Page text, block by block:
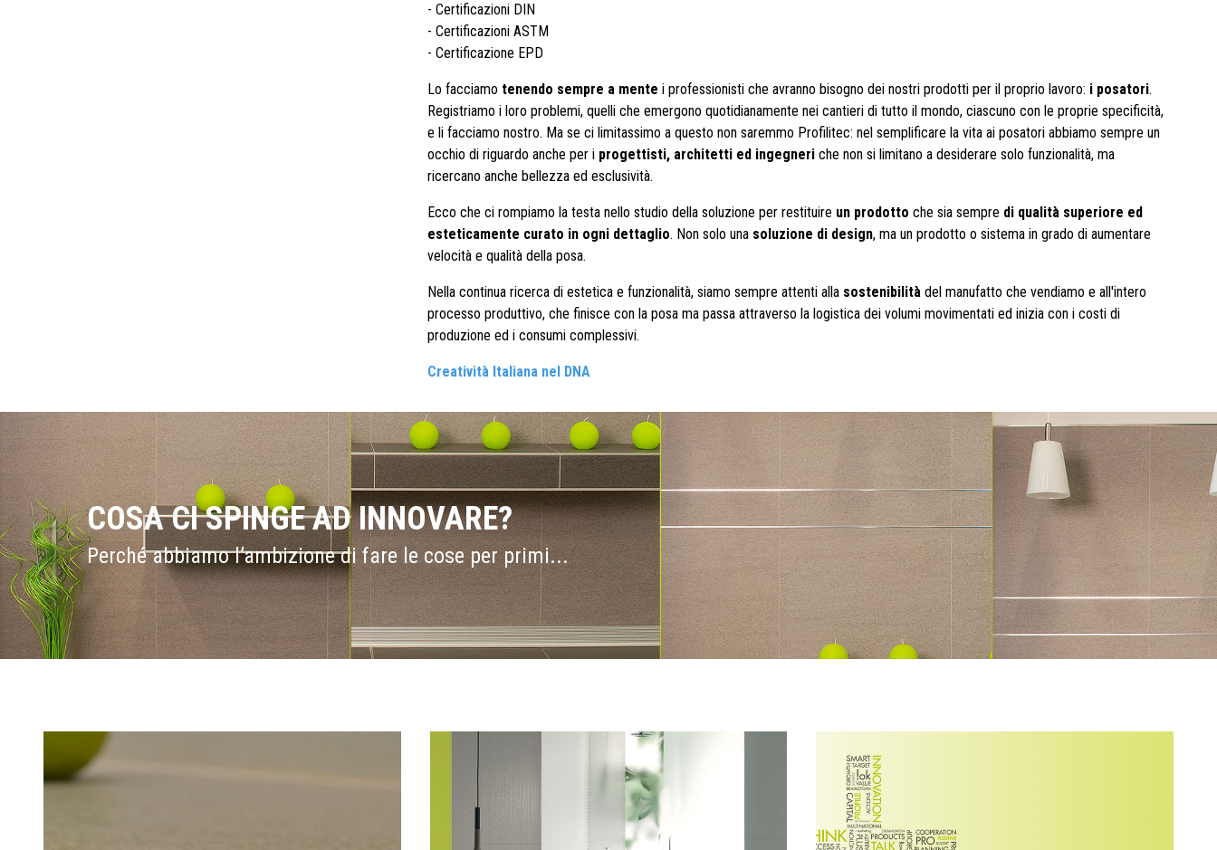
- Certificazioni DIN
- Certificazioni ASTM
- Certificazione EPD
Lo facciamo tenendo sempre a mente i professionisti che avranno bisogno dei nostri prodotti per il proprio lavoro: i posatori.
Registriamo i loro problemi, quelli che emergono quotidianamente nei cantieri di tutto il mondo, ciascuno con le proprie specificità,
e li facciamo nostro. Ma se ci limitassimo a questo non saremmo Profilitec: nel semplificare la vita ai posatori abbiamo sempre un
occhio di riguardo anche per i progettisti, architetti ed ingegneri che non si limitano a desiderare solo funzionalità, ma
ricercano anche bellezza ed esclusività.
Ecco che ci rompiamo la testa nello studio della soluzione per restituire un prodotto che sia sempre di qualità superiore ed
esteticamente curato in ogni dettaglio. Non solo una soluzione di design, ma un prodotto o sistema in grado di aumentare
velocità e qualità della posa.
Nella continua ricerca di estetica e funzionalità, siamo sempre attenti alla sostenibilità del manufatto che vendiamo e all'intero
processo produttivo, che finisce con la posa ma passa attraverso la logistica dei volumi movimentati ed inizia con i costi di
produzione ed i consumi complessivi.
Creatività Italiana nel DNA
COSA CI SPINGE AD INNOVARE?
Perché abbiamo l’ambizione di fare le cose per primi...